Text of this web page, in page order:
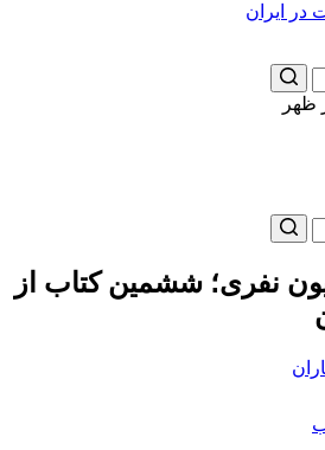
در ایران
۲۷۲ میلیون نفری؛ ششمین کتاب از